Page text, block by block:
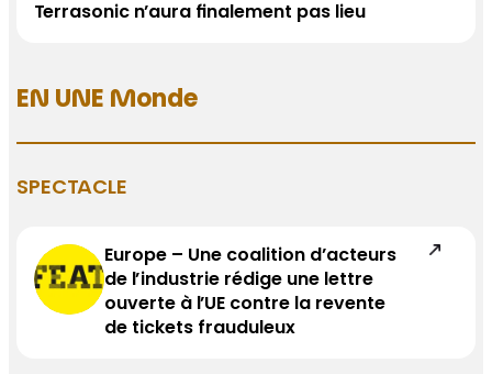
Terrasonic n’aura finalement pas lieu
EN UNE Monde
SPECTACLE
Europe – Une coalition d’acteurs
de l’industrie rédige une lettre
ouverte à l’UE contre la revente
de tickets frauduleux